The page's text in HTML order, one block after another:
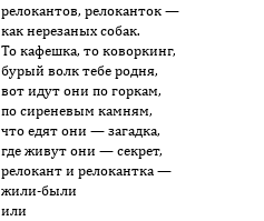
релокантов, релоканток —
как нерезаных собак.
То кафешка, то коворкинг,
бурый волк тебе родня,
вот идут они по горкам,
по сиреневым камням,
что едят они — загадка,
где живут они — секрет,
релокант и релокантка —
жили-были
или